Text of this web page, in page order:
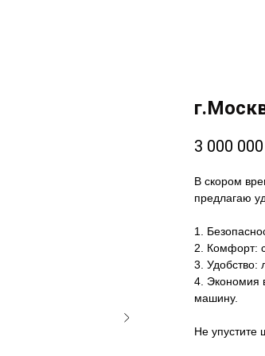
3 000 000
В скором
предлагаю
1.
2. Комфорт:
3. Удобство:
4. Экономия
машину.
Не упустите